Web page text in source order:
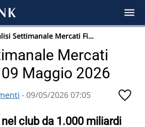
Settimanale Mercati Fi…
Mercati
Maggio 2026
- 09/05/2026 07:05
club da 1.000 miliardi